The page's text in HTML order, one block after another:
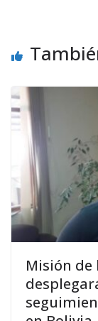
Misión de